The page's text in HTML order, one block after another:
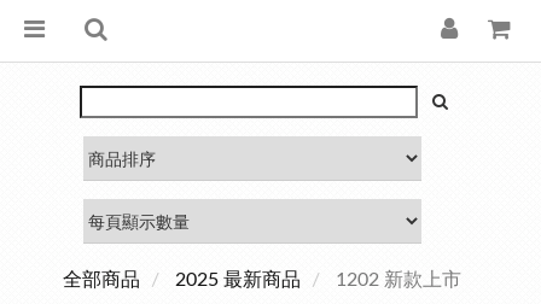
全部商品 2025 最新商品 1202 新款上市